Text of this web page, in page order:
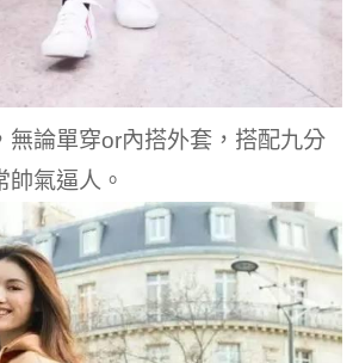
無論單穿or內搭外套，搭配九分
氣逼人。